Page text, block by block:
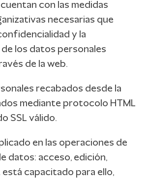
con las medidas
necesarias que
y la
los datos personales
de la web.
recabados desde la
mediante protocolo HTML
SSL válido.
en las operaciones de
datos: acceso, edición,
capacitado para ello,